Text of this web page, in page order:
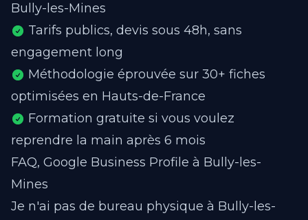
Bully-les-Mines
Tarifs publics, devis sous 48h, sans
engagement long
Méthodologie éprouvée sur 30+ fiches
optimisées en Hauts-de-France
Formation gratuite si vous voulez
reprendre la main après 6 mois
FAQ, Google Business Profile à Bully-les-
Mines
Je n'ai pas de bureau physique à Bully-les-